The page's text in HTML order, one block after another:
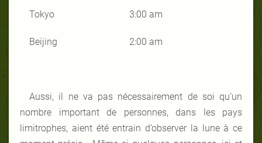
Tokyo 3:00 am
Beijing 2:00 am
Aussi, il ne va pas nécessairement de soi qu’un
nombre important de personnes, dans les pays
limitrophes, aient été entrain d’observer la lune à ce